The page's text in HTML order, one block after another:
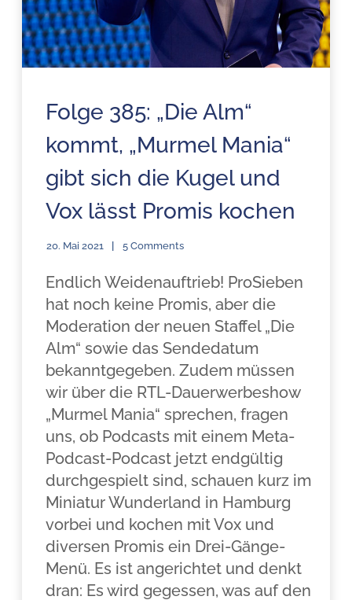
Folge 385: „Die Alm“
kommt, „Murmel Mania“
gibt sich die Kugel und
Vox lässt Promis kochen
20. Mai 2021 5 Comments
Endlich Weidenauftrieb! ProSieben
hat noch keine Promis, aber die
Moderation der neuen Staffel „Die
Alm“ sowie das Sendedatum
bekanntgegeben. Zudem müssen
wir über die RTL-Dauerwerbeshow
„Murmel Mania“ sprechen, fragen
uns, ob Podcasts mit einem Meta-
Podcast-Podcast jetzt endgültig
durchgespielt sind, schauen kurz im
Miniatur Wunderland in Hamburg
vorbei und kochen mit Vox und
diversen Promis ein Drei-Gänge-
Menü. Es ist angerichtet und denkt
dran: Es wird gegessen, was auf den